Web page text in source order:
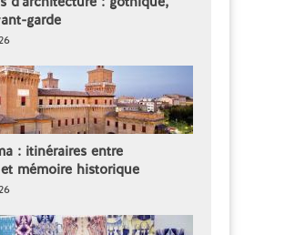
garde
: itinéraires entre
mémoire historique